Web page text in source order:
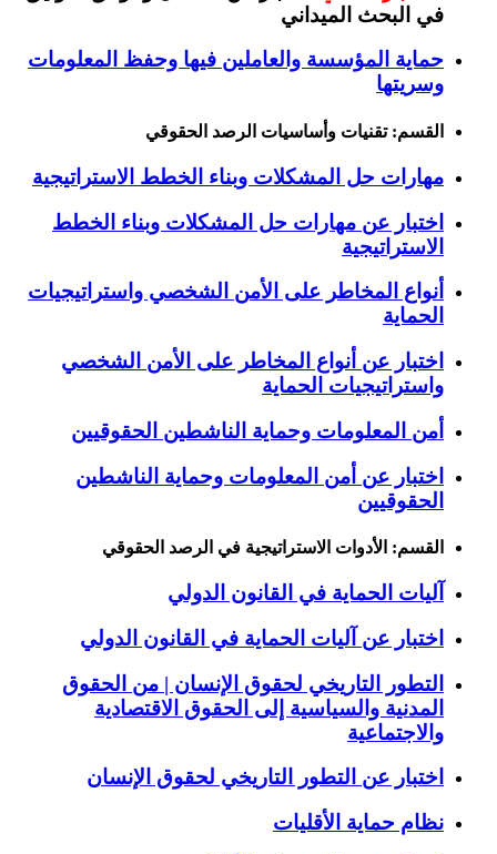
في البحث الميداني
حماية المؤسسة والعاملين فيها وحفظ المعلومات
وسريتها
القسم: تقنيات وأساسيات الرصد الحقوقي
مهارات حل المشكلات وبناء الخطط الاستراتيجية
اختبار عن مهارات حل المشكلات وبناء الخطط
الاستراتيجية
أنواع المخاطر على الأمن الشخصي واستراتيجيات
الحماية
اختبار عن أنواع المخاطر على الأمن الشخصي
واستراتيجيات الحماية
أمن المعلومات وحماية الناشطين الحقوقيين
اختبار عن أمن المعلومات وحماية الناشطين
الحقوقيين
القسم: الأدوات الاستراتيجية في الرصد الحقوقي
آليات الحماية في القانون الدولي
اختبار عن آليات الحماية في القانون الدولي
التطور التاريخي لحقوق الإنسان | من الحقوق
المدنية والسياسية إلى الحقوق الاقتصادية
والاجتماعية
اختبار عن التطور التاريخي لحقوق الإنسان
نظام حماية الأقليات